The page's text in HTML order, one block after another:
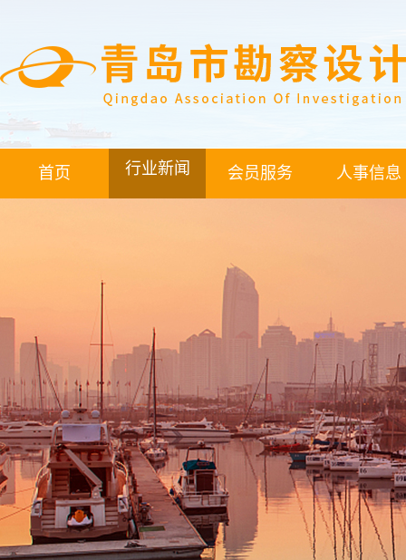
首页 行业新闻 会员服务 人事信息